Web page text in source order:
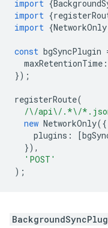
import {
import {
import {NetworkOnly
const bgSyncPlugin
maxRetentionTime :
});
registerRoute(
/\/api\/.*\/
new NetworkOnly({
plugins : [
}),
'POST'
);